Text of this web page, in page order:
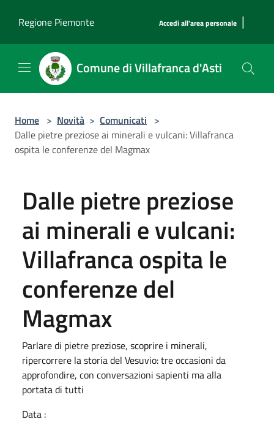
Regione Piemonte
Accedi all'area personale |
Comune di Villafranca d'Asti
Home > Novità > Comunicati >
Dalle pietre preziose ai minerali e vulcani: Villafranca
ospita le conferenze del Magmax
Dalle pietre preziose
ai minerali e vulcani:
Villafranca ospita le
conferenze del
Magmax
Parlare di pietre preziose, scoprire i minerali,
ripercorrere la storia del Vesuvio: tre occasioni da
approfondire, con conversazioni sapienti ma alla
portata di tutti
Data :